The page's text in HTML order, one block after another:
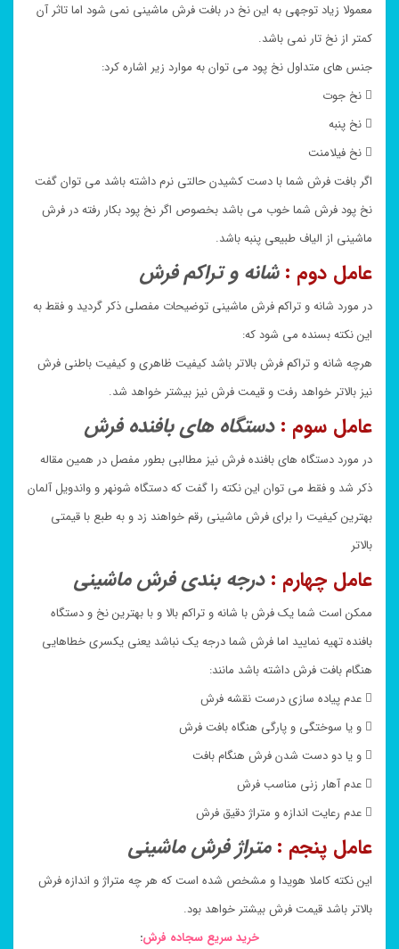
معمولا زیاد توجهی به این نخ در بافت فرش ماشینی نمی شود اما تاثر آن
کمتر از نخ تار نمی باشد.
جنس های متداول نخ پود می توان به موارد زیر اشاره کرد:
 نخ جوت
 نخ پنبه
 نخ فیلامنت
اگر بافت فرش شما با دست کشیدن حالتی نرم داشته باشد می توان گفت
نخ پود فرش شما خوب می باشد بخصوص اگر نخ پود بکار رفته در فرش
ماشینی از الیاف طبیعی پنبه باشد.
عامل دوم : شانه و تراکم فرش
در مورد شانه و تراکم فرش ماشینی توضیحات مفصلی ذکر گردید و فقط به
این نکته بسنده می شود که:
هرچه شانه و تراکم فرش بالاتر باشد کیفیت ظاهری و کیفیت باطنی فرش
نیز بالاتر خواهد رفت و قیمت فرش نیز بیشتر خواهد شد.
عامل سوم : دستگاه های بافنده فرش
در مورد دستگاه های بافنده فرش نیز مطالبی بطور مفصل در همین مقاله
ذکر شد و فقط می توان این نکته را گفت که دستگاه شونهر و واندویل آلمان
بهترین کیفیت را برای فرش ماشینی رقم خواهند زد و به طبع با قیمتی
بالاتر
عامل چهارم : درجه بندی فرش ماشینی
ممکن است شما یک فرش با شانه و تراکم بالا و با بهترین نخ و دستگاه
بافنده تهیه نمایید اما فرش شما درجه یک نباشد یعنی یکسری خطاهایی
هنگام بافت فرش داشته باشد مانند:
 عدم پیاده سازی درست نقشه فرش
 و یا سوختگی و پارگی هنگاه بافت فرش
 و یا دو دست شدن فرش هنگام بافت
 عدم آهار زنی مناسب فرش
 عدم رعایت اندازه و متراژ دقیق فرش
عامل پنجم : متراژ فرش ماشینی
این نکته کاملا هویدا و مشخص شده است که هر چه متراژ و اندازه فرش
بالاتر باشد قیمت فرش بیشتر خواهد بود.
خرید سریع سجاده فرش: